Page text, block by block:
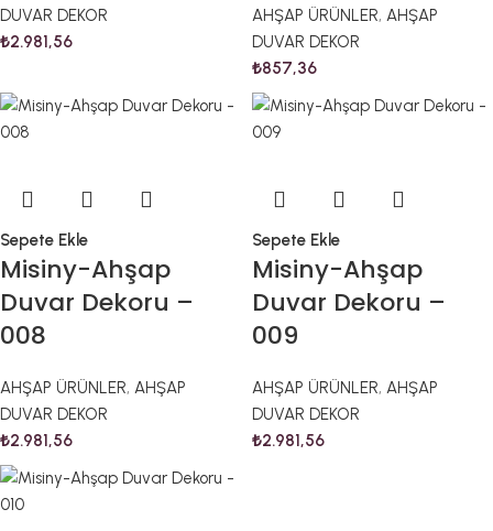
DUVAR DEKOR
₺2.981,56
AHŞAP ÜRÜNLER, AHŞAP
DUVAR DEKOR
₺857,36
Sepete Ekle
Misiny-Ahşap
Duvar Dekoru –
008
AHŞAP ÜRÜNLER, AHŞAP
DUVAR DEKOR
₺2.981,56
Sepete Ekle
Misiny-Ahşap
Duvar Dekoru –
009
AHŞAP ÜRÜNLER, AHŞAP
DUVAR DEKOR
₺2.981,56